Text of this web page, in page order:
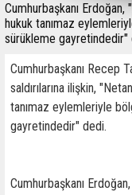
Cumhurbaşkanı
hukuk tanımaz
sürükleme gayretindedir"
Cumhurbaşkanı Recep
saldırılarına ilişkin,
tanımaz eylemleriyle
gayretindedir" dedi.
Cumhurbaşkanı